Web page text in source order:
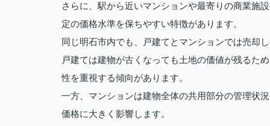
さらに、駅から近いマンションや最寄りの商業施
定の価格水準を保ちやすい特徴があります。
同じ明石市内でも、戸建てとマンションでは売却
戸建ては建物が古くなっても土地の価値が残るた
性を重視する傾向があります。
一方、マンションは建物全体の共用部分の管理状
価格に大きく影響します。